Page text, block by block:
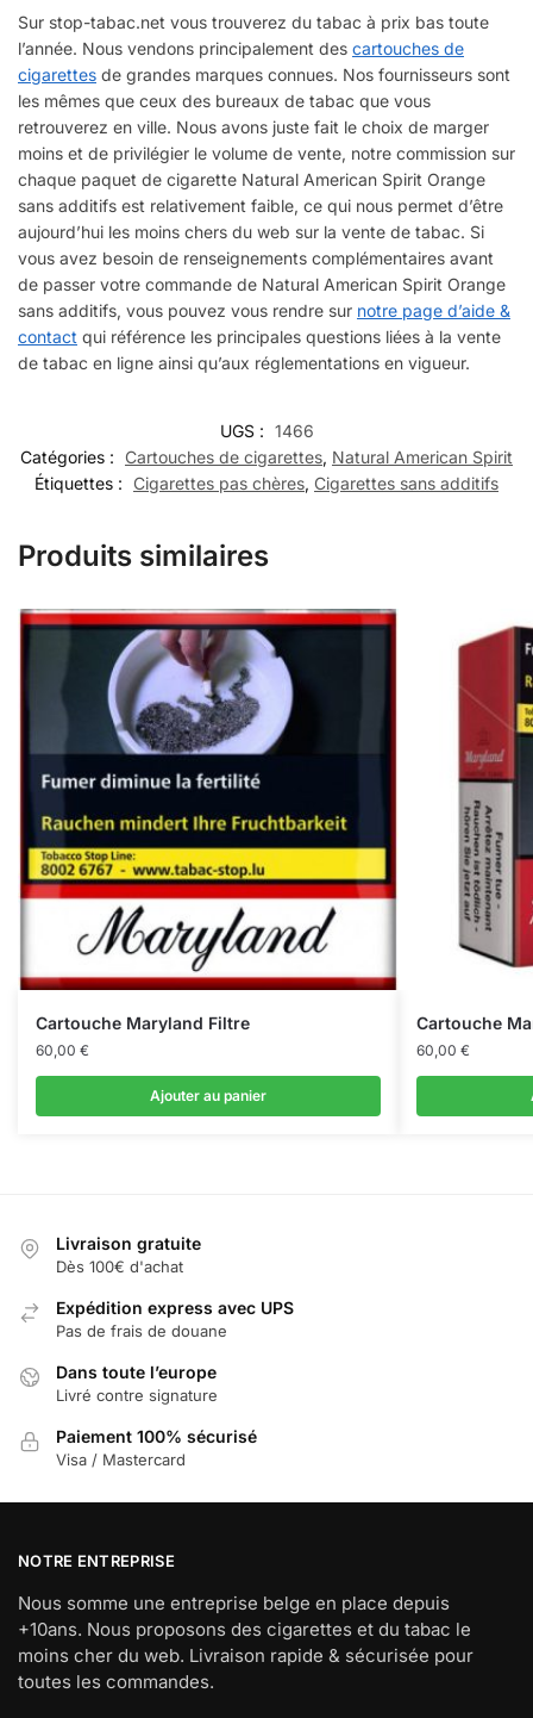
Sur stop-tabac.net vous trouverez du tabac à prix bas toute
l’année. Nous vendons principalement des cartouches de
cigarettes de grandes marques connues. Nos fournisseurs sont
les mêmes que ceux des bureaux de tabac que vous
retrouverez en ville. Nous avons juste fait le choix de marger
moins et de privilégier le volume de vente, notre commission sur
chaque paquet de cigarette Natural American Spirit Orange
sans additifs est relativement faible, ce qui nous permet d’être
aujourd’hui les moins chers du web sur la vente de tabac. Si
vous avez besoin de renseignements complémentaires avant
de passer votre commande de Natural American Spirit Orange
sans additifs, vous pouvez vous rendre sur notre page d’aide &
contact qui référence les principales questions liées à la vente
de tabac en ligne ainsi qu’aux réglementations en vigueur.
UGS : 1466
Catégories :
Cartouches de cigarettes, Natural American Spirit
Étiquettes :
Cigarettes pas chères, Cigarettes sans additifs
Produits similaires
Cartouche Maryland Filtre
60,00 €
Ajouter au panier
Cartouche
60,00 €
Livraison gratuite
Dès 100€ d'achat
Expédition express avec UPS
Pas de frais de douane
Dans toute l’europe
Livré contre signature
Paiement 100% sécurisé
Visa / Mastercard
NOTRE ENTREPRISE
Nous somme une entreprise belge en place depuis
+10ans. Nous proposons des cigarettes et du tabac le
moins cher du web. Livraison rapide & sécurisée pour
toutes les commandes.